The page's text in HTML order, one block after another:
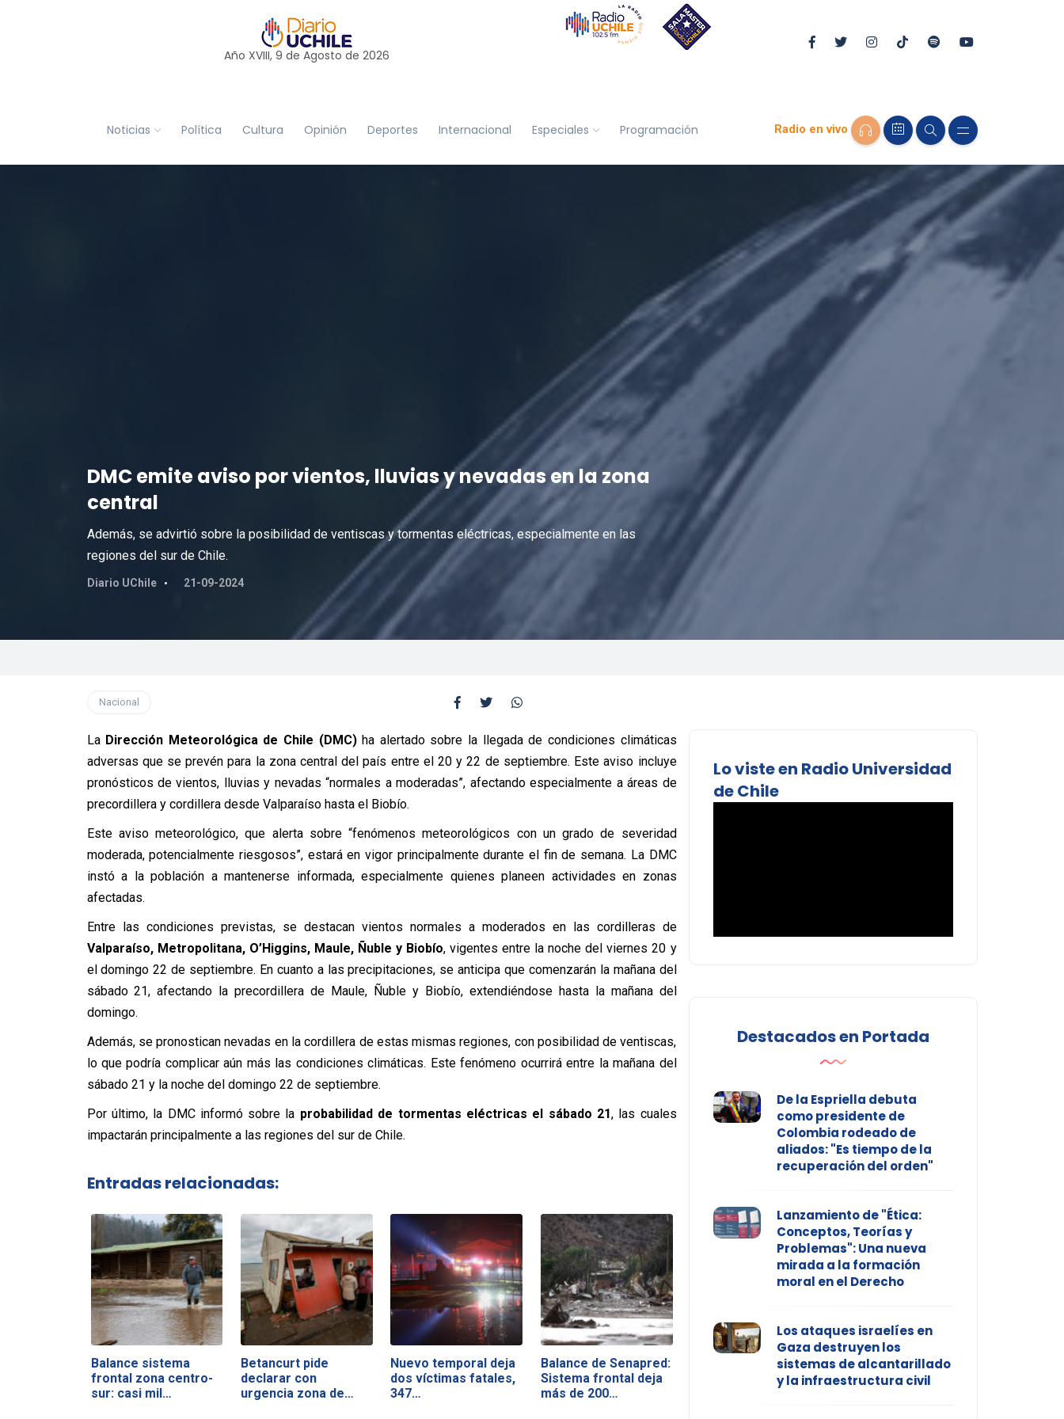
Año XVIII, 9 de Agosto de 2026
Noticias Política Cultura Opinión Deportes Internacional Especiales Programación Radio en vivo
DMC emite aviso por vientos, lluvias y nevadas en la zona
central
Además, se advirtió sobre la posibilidad de ventiscas y tormentas eléctricas, especialmente en las
regiones del sur de Chile.
Diario UChile 21-09-2024
Nacional
La Dirección Meteorológica de Chile (DMC)ha alertado sobre la llegada de condiciones climáticas
adversas que se prevén para la zona central del país entre el 20 y 22 de septiembre. Este aviso incluye
pronósticos de vientos, lluvias y nevadas “normales a moderadas”, afectando especialmente a áreas de
precordillera y cordillera desde Valparaíso hasta el Biobío.
Este aviso meteorológico, que alerta sobre “fenómenos meteorológicos con un grado de severidad
moderada, potencialmente riesgosos”, estará en vigor principalmente durante el fin de semana. La DMC
instó a la población a mantenerse informada, especialmente quienes planeen actividades en zonas
afectadas.
Entre las condiciones previstas, se destacan vientos normales a moderados en las cordilleras de
Valparaíso, Metropolitana, O’Higgins, Maule, Ñuble y Biobío, vigentes entre la noche del viernes 20 y
el domingo 22 de septiembre. En cuanto a las precipitaciones, se anticipa que comenzarán la mañana del
sábado 21, afectando la precordillera de Maule, Ñuble y Biobío, extendiéndose hasta la mañana del
domingo.
Además, se pronostican nevadas en la cordillera de estas mismas regiones, con posibilidad de ventiscas,
lo que podría complicar aún más las condiciones climáticas. Este fenómeno ocurrirá entre la mañana del
sábado 21 y la noche del domingo 22 de septiembre.
Por último, la DMC informó sobre la probabilidad de tormentas eléctricas el sábado 21, las cuales
impactarán principalmente a las regiones del sur de Chile.
Entradas relacionadas:
Balance sistema
frontal zona centro-
sur: casi mil…
Betancurt pide
declarar con
urgencia zona de…
Nuevo temporal deja
dos víctimas fatales,
347…
Balance de Senapred:
Sistema frontal deja
más de 200…
Lo viste en Radio Universidad
de Chile
Destacados en Portada
De la Espriella debuta
como presidente de
Colombia rodeado de
aliados: "Es tiempo de la
recuperación del orden"
Lanzamiento de "Ética:
Conceptos, Teorías y
Problemas": Una nueva
mirada a la formación
moral en el Derecho
Los ataques israelíes en
Gaza destruyen los
sistemas de alcantarillado
y la infraestructura civil